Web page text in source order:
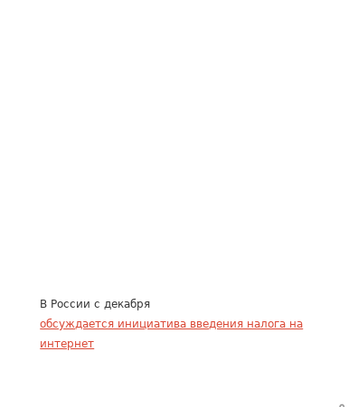
В России с декабря
обсуждается инициатива введения налога на
интернет